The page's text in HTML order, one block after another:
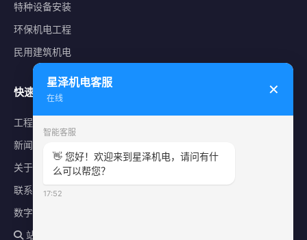
特种设备安装
环保机电工程
民用建筑机电
快速导航
工程案例
新闻中心
关于星泽
联系我们
数字化平台
站内搜索
星泽机电客服
在线
✕
智能客服
👋 您好！欢迎来到星泽机电，请问有什
么可以帮您？
17:52